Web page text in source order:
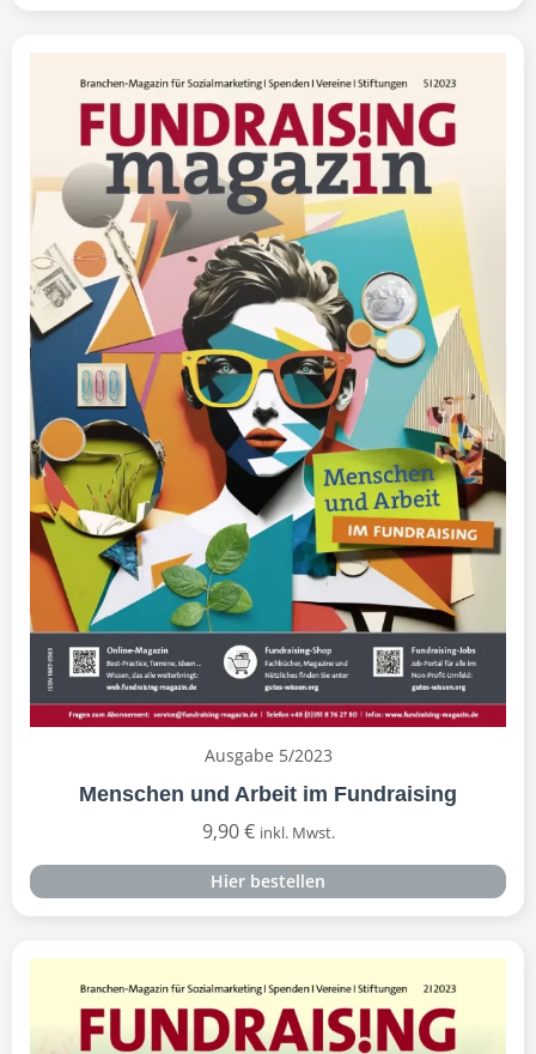
Ausgabe 5/2023
Menschen und Arbeit im Fundraising
9,90€ inkl. Mwst.
Hier bestellen